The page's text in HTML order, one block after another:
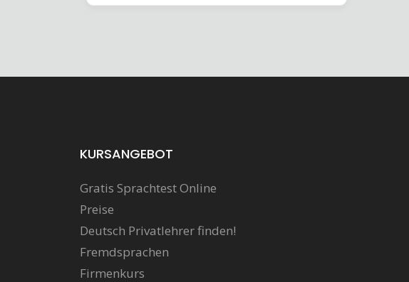
KURSANGEBOT
Gratis Sprachtest Online
Preise
Deutsch Privatlehrer finden!
Fremdsprachen
Firmenkurs